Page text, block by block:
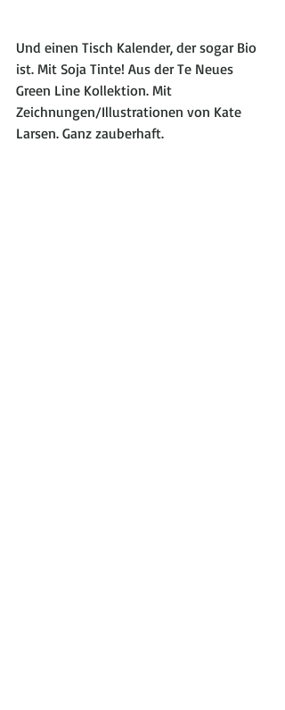
Und einen Tisch Kalender, der sogar Bio
ist. Mit Soja Tinte! Aus der Te Neues
Green Line Kollektion. Mit
Zeichnungen/Illustrationen von Kate
Larsen. Ganz zauberhaft.